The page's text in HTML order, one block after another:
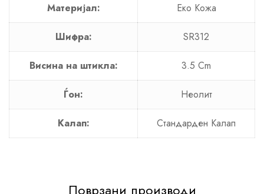
Материјал: Еко Кожа
Шифра: SR312
Висина на штикла: 3.5 Cm
Ѓон: Неолит
Калап: Стандарден Калап
Поврзани производи